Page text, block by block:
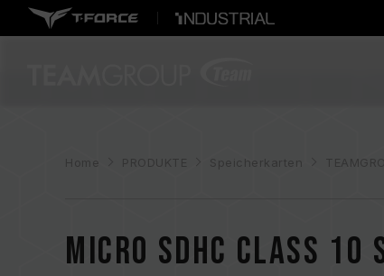
Home PRODUKTE Speicherkarten
Micro SDHC CLASS